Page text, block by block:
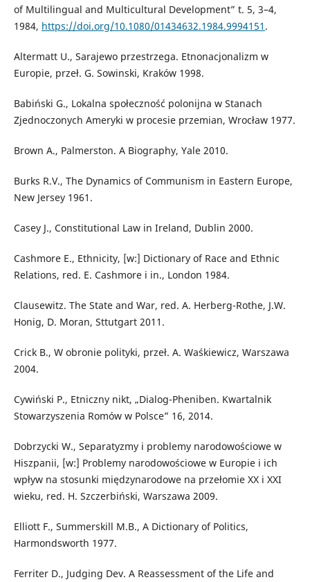
of Multilingual and Multicultural Development” t. 5, 3–4,
1984, https://doi.org/10.1080/01434632.1984.9994151 .
Altermatt U., Sarajewo przestrzega. Etnonacjonalizm w
Europie, przeł. G. Sowinski, Kraków 1998.
Babiński G., Lokalna społeczność polonijna w Stanach
Zjednoczonych Ameryki w procesie przemian, Wrocław 1977.
Brown A., Palmerston. A Biography, Yale 2010.
Burks R.V., The Dynamics of Communism in Eastern Europe,
New Jersey 1961.
Casey J., Constitutional Law in Ireland, Dublin 2000.
Cashmore E., Ethnicity, [w:] Dictionary of Race and Ethnic
Relations, red. E. Cashmore i in., London 1984.
Clausewitz. The State and War, red. A. Herberg-Rothe, J.W.
Honig, D. Moran, Sttutgart 2011.
Crick B., W obronie polityki, przeł. A. Waśkiewicz, Warszawa
2004.
Cywiński P., Etniczny nikt, „Dialog-Pheniben. Kwartalnik
Stowarzyszenia Romów w Polsce” 16, 2014.
Dobrzycki W., Separatyzmy i problemy narodowościowe w
Hiszpanii, [w:] Problemy narodowościowe w Europie i ich
wpływ na stosunki międzynarodowe na przełomie XX i XXI
wieku, red. H. Szczerbiński, Warszawa 2009.
Elliott F., Summerskill M.B., A Dictionary of Politics,
Harmondsworth 1977.
Ferriter D., Judging Dev. A Reassessment of the Life and